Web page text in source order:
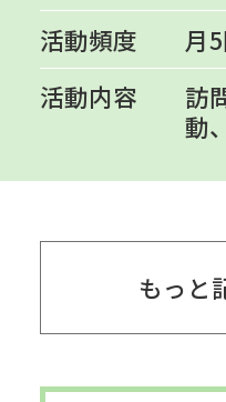
活動頻度
月
活動内容
訪
動
もっと